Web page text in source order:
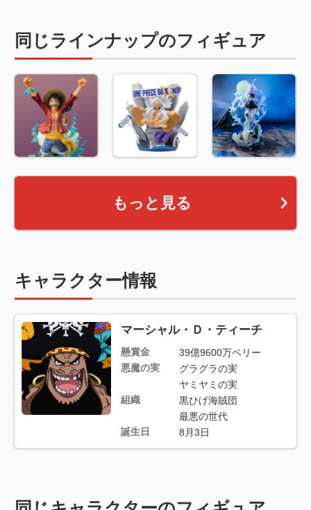
同じラインナップのフィギュア
もっと見る
キャラクター情報
マーシャル・Ｄ・ティーチ
懸賞金
39億9600万ベリー
悪魔の実
グラグラの実
ヤミヤミの実
組織
黒ひげ海賊団
最悪の世代
誕生日
8月3日